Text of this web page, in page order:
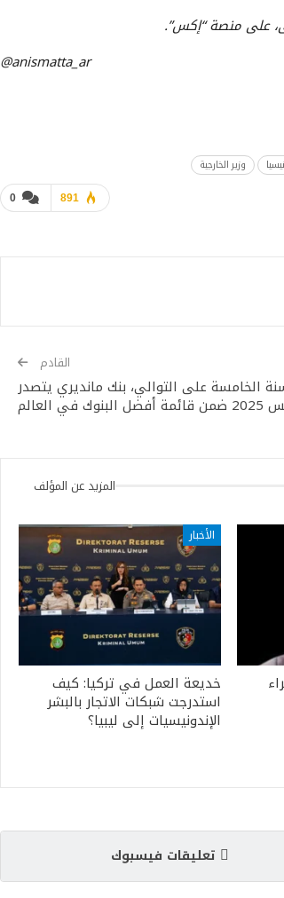
على منصة “إكس”.
@anismatta_ar
وزير الخارجية
0 891
القادم
الخامسة على التوالي، بنك مانديري يتصدر
في العالم
المزيد عن المؤلف
الأخبار
خديعة العمل في تركيا: كيف
استدرجت شبكات الاتجار بالبشر
الإندونيسيات إلى ليبيا؟
تعليقات فيسبوك